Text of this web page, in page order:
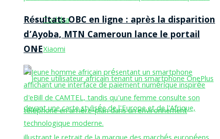
Toshiba
Xiaomi
Résultats OBC en ligne : après la disparition
d’Ayoba, MTN Cameroun lance le portail
ONE